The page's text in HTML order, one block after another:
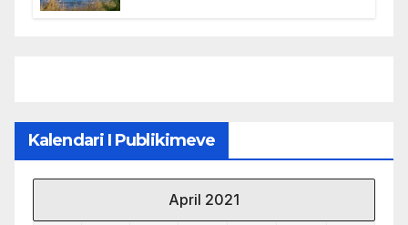
Kalendari I Publikimeve
April 2021